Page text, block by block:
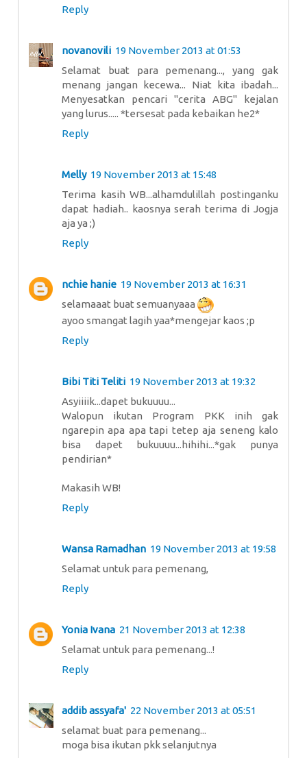
Reply
novanovili 19 November 2013 at 01:53
Selamat buat para pemenang..., yang gak
menang jangan kecewa... Niat kita ibadah...
Menyesatkan pencari "cerita ABG" kejalan
yang lurus..... *tersesat pada kebaikan he2*
Reply
Melly 19 November 2013 at 15:48
Terima kasih WB...alhamdulillah postinganku
dapat hadiah.. kaosnya serah terima di Jogja
aja ya ;)
Reply
nchie hanie 19 November 2013 at 16:31
selamaaat buat semuanyaaa
ayoo smangat lagih yaa*mengejar kaos ;p
Reply
Bibi Titi Teliti 19 November 2013 at 19:32
Asyiiiik...dapet bukuuuu...
Walopun ikutan Program PKK inih gak
ngarepin apa apa tapi tetep aja seneng kalo
bisa dapet bukuuuu...hihihi...*gak punya
pendirian*
Makasih WB!
Reply
Wansa Ramadhan 19 November 2013 at 19:58
Selamat untuk para pemenang,
Reply
Yonia Ivana 21 November 2013 at 12:38
Selamat untuk para pemenang...!
Reply
addib assyafa' 22 November 2013 at 05:51
selamat buat para pemenang...
moga bisa ikutan pkk selanjutnya